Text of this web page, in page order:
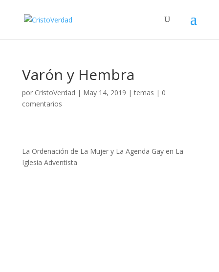
Varón y Hembra
por CristoVerdad | May 14, 2019 |temas | 0
comentarios
La Ordenación de La Mujer y La Agenda Gay en La
Iglesia Adventista